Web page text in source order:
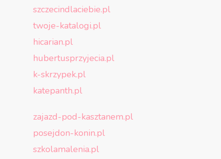
szczecindlaciebie.pl
twoje-katalogi.pl
hicarian.pl
hubertusprzyjecia.pl
k-skrzypek.pl
katepanth.pl
zajazd-pod-kasztanem.pl
posejdon-konin.pl
szkolamalenia.pl